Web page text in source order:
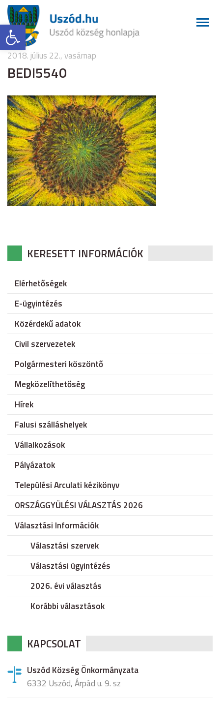
Eszköztár megnyitása
2018. július 22., vasárnap
BEDI5540
KERESETT INFORMÁCIÓK
Elérhetőségek
E-ügyintézés
Közérdekű adatok
Civil szervezetek
Polgármesteri köszöntő
Megközelíthetőség
Hírek
Falusi szálláshelyek
Vállalkozások
Pályázatok
Települési Arculati kézikönyv
ORSZÁGGYÜLÉSI VÁLASZTÁS 2026
Választási Információk
Választási szervek
Választási ügyintézés
2026. évi választás
Korábbi választások
KAPCSOLAT
Uszód Község Önkormányzata
6332 Uszód, Árpád u. 9. sz